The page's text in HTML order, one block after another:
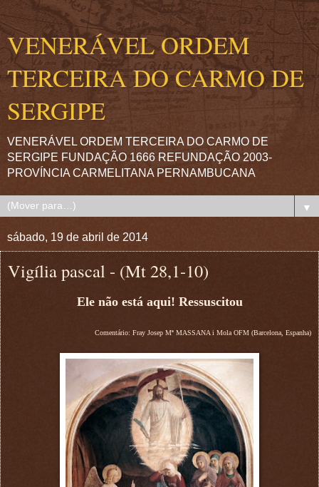
VENERÁVEL ORDEM
TERCEIRA DO CARMO DE
SERGIPE
VENERÁVEL ORDEM TERCEIRA DO CARMO DE
SERGIPE FUNDAÇÃO 1666 REFUNDAÇÃO 2003-
PROVÍNCIA CARMELITANA PERNAMBUCANA
▼
sábado, 19 de abril de 2014
Vigília pascal - (Mt 28,1-10)
Ele não está aqui! Ressuscitou
Comentário: Fray Josep Mª MASSANA i Mola OFM (Barcelona, Espanha)